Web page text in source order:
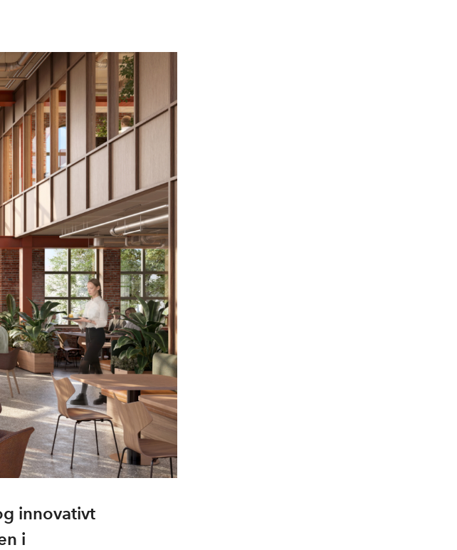
innovativt
i